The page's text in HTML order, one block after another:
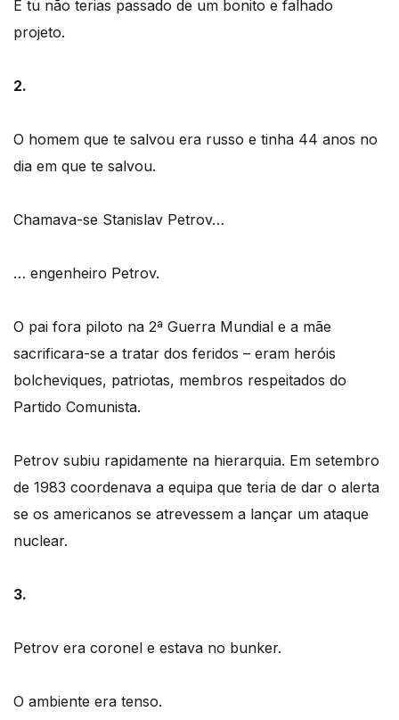
E tu não terias passado de um bonito e falhado
projeto.
2.
O homem que te salvou era russo e tinha 44 anos no
dia em que te salvou.
Chamava-se Stanislav Petrov…
… engenheiro Petrov.
O pai fora piloto na 2ª Guerra Mundial e a mãe
sacrificara-se a tratar dos feridos – eram heróis
bolcheviques, patriotas, membros respeitados do
Partido Comunista.
Petrov subiu rapidamente na hierarquia. Em setembro
de 1983 coordenava a equipa que teria de dar o alerta
se os americanos se atrevessem a lançar um ataque
nuclear.
3.
Petrov era coronel e estava no bunker.
O ambiente era tenso.